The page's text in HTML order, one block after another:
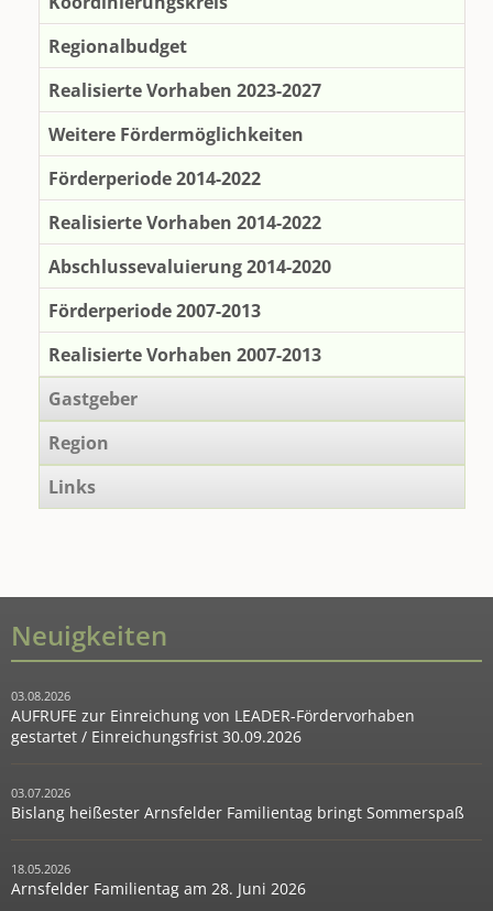
Regionalbudget
Realisierte Vorhaben 2023-2027
Weitere Fördermöglichkeiten
Förderperiode 2014-2022
Realisierte Vorhaben 2014-2022
Abschlussevaluierung 2014-2020
Förderperiode 2007-2013
Realisierte Vorhaben 2007-2013
Gastgeber
Region
Links
Neuigkeiten
03.08.2026
AUFRUFE zur Einreichung von LEADER-Fördervorhaben
gestartet / Einreichungsfrist 30.09.2026
03.07.2026
Bislang heißester Arnsfelder Familientag bringt Sommerspaß
18.05.2026
Arnsfelder Familientag am 28. Juni 2026